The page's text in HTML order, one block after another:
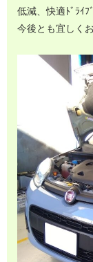
低減、快適ﾄﾞﾗｲﾌﾞ
今後とも宜しく